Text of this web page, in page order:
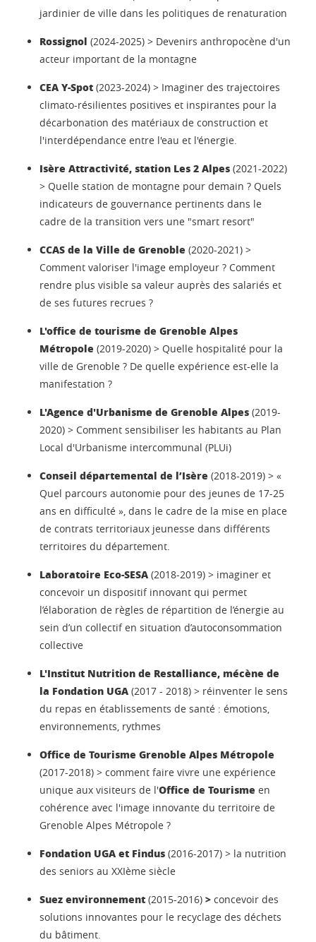
jardinier de ville dans les politiques de renaturation
Rossignol (2024-2025) > Devenirs anthropocène d'un
acteur important de la montagne
CEA Y-Spot (2023-2024) > Imaginer des trajectoires
climato-résilientes positives et inspirantes pour la
décarbonation des matériaux de construction et
l'interdépendance entre l'eau et l'énergie.
Isère Attractivité, station Les 2 Alpes (2021-2022)
> Quelle station de montagne pour demain ? Quels
indicateurs de gouvernance pertinents dans le
cadre de la transition vers une "smart resort"
CCAS de la Ville de Grenoble (2020-2021) >
Comment valoriser l'image employeur ? Comment
rendre plus visible sa valeur auprès des salariés et
de ses futures recrues ?
L'office de tourisme de Grenoble Alpes
Métropole (2019-2020) > Quelle hospitalité pour la
ville de Grenoble ? De quelle expérience est-elle la
manifestation ?
L'Agence d'Urbanisme de Grenoble Alpes (2019-
2020) > Comment sensibiliser les habitants au Plan
Local d'Urbanisme intercommunal (PLUi)
Conseil départemental de l’Isère (2018-2019) > «
Quel parcours autonomie pour des jeunes de 17-25
ans en difficulté », dans le cadre de la mise en place
de contrats territoriaux jeunesse dans différents
territoires du département.
Laboratoire Eco-SESA (2018-2019) > imaginer et
concevoir un dispositif innovant qui permet
l’élaboration de règles de répartition de l’énergie au
sein d’un collectif en situation d’autoconsommation
collective
L'Institut Nutrition de Restalliance, mécène de
la Fondation UGA (2017 - 2018) > réinventer le sens
du repas en établissements de santé : émotions,
environnements, rythmes
Office de Tourisme Grenoble Alpes Métropole
(2017-2018) > comment faire vivre une expérience
unique aux visiteurs de l'Office de Tourisme en
cohérence avec l'image innovante du territoire de
Grenoble Alpes Métropole ?
Fondation UGA et Findus (2016-2017) > la nutrition
des seniors au XXIème siècle
Suez environnement (2015-2016) > concevoir des
solutions innovantes pour le recyclage des déchets
du bâtiment.